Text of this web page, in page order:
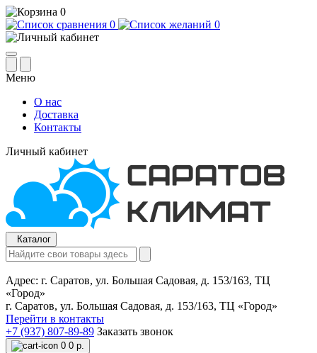
0
0
0
Меню
О нас
Доставка
Контакты
Личный кабинет
Каталог
Адрес: г. Саратов, ул. Большая Садовая, д. 153/163, ТЦ
«Город»
г. Саратов, ул. Большая Садовая, д. 153/163, ТЦ «Город»
Перейти в контакты
+7 (937) 807-89-89 Заказать звонок
0 0 р.